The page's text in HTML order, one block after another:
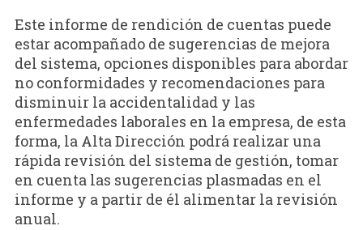
Este informe de rendición de cuentas puede
estar acompañado de sugerencias de mejora
del sistema, opciones disponibles para abordar
no conformidades y recomendaciones para
disminuir la accidentalidad y las
enfermedades laborales en la empresa, de esta
forma, la Alta Dirección podrá realizar una
rápida revisión del sistema de gestión, tomar
en cuenta las sugerencias plasmadas en el
informe y a partir de él alimentar la revisión
anual.